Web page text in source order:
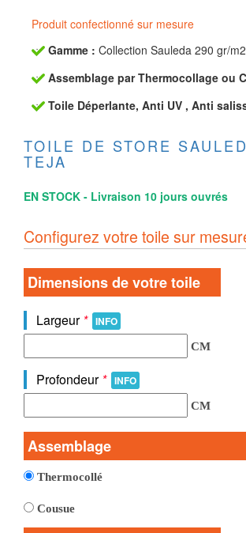
Produit confectionné sur mesure
Gamme : Collection Sauleda 290 gr/m2
Assemblage par Thermocollage ou
Toile Déperlante, Anti UV , Anti
TOILE DE STORE
TEJA
EN STOCK - Livraison 10 jours ouvrés
Configurez votre toile sur
Dimensions de votre toile
Largeur * INFO
CM
Profondeur * INFO
CM
Assemblage
Thermocollé
Cousue